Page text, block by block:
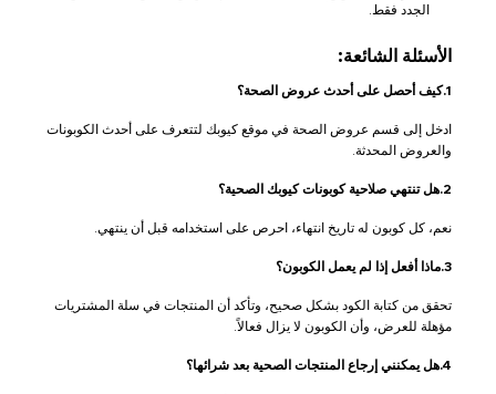
الجدد فقط.
الأسئلة الشائعة:
1.كيف أحصل على أحدث عروض الصحة؟
ادخل إلى قسم عروض الصحة في موقع كيوبك لتتعرف على أحدث الكوبونات
والعروض المحدثة.
2.هل تنتهي صلاحية كوبونات كيوبك الصحية؟
نعم، كل كوبون له تاريخ انتهاء، احرص على استخدامه قبل أن ينتهي.
3.ماذا أفعل إذا لم يعمل الكوبون؟
تحقق من كتابة الكود بشكل صحيح، وتأكد أن المنتجات في سلة المشتريات
مؤهلة للعرض، وأن الكوبون لا يزال فعالاً.
4.هل يمكنني إرجاع المنتجات الصحية بعد شرائها؟